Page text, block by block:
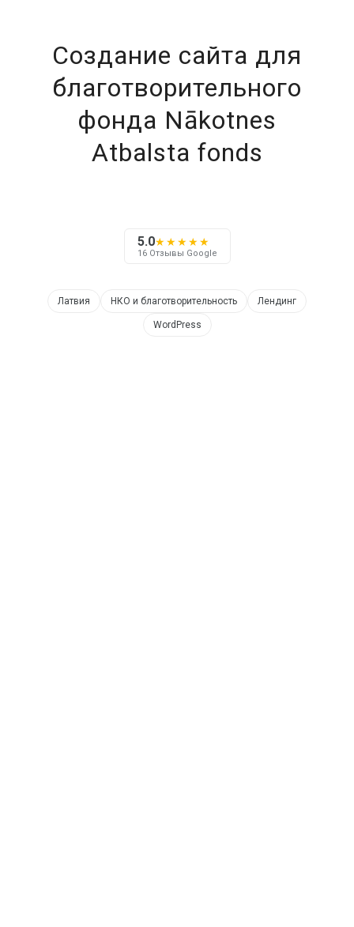
Создание сайта для
благотворительного
фонда Nākotnes
Atbalsta fonds
5.0★★★★★
16 Отзывы Google
Латвия НКО и благотворительность Лендинг
WordPress